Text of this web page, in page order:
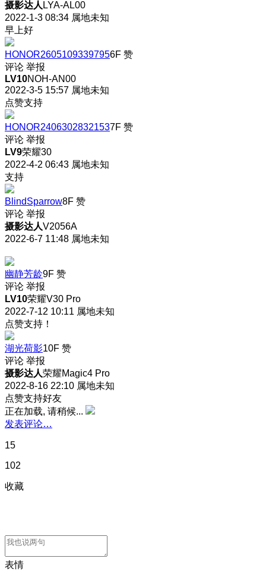
摄影达人 LYA-AL00
2022-1-3 08:34 属地未知
早上好
HONOR26051093397956F 赞
评论 举报
LV10NOH-AN00
2022-3-5 15:57 属地未知
点赞支持
HONOR24063028321537F 赞
评论 举报
LV9荣耀30
2022-4-2 06:43 属地未知
支持
BlindSparrow8F 赞
评论 举报
摄影达人V2056A
2022-6-7 11:48 属地未知
幽静芳龄9F 赞
评论 举报
LV10荣耀V30 Pro
2022-7-12 10:11 属地未知
点赞支持！
湖光荷影10F 赞
评论 举报
摄影达人荣耀Magic4 Pro
2022-8-16 22:10 属地未知
点赞支持好友
正在加载, 请稍候...
发表评论…
15
102
收藏
表情